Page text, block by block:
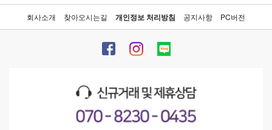
회사소개 찾아오시는길 개인정보 처리방침 공지사항 PC버전